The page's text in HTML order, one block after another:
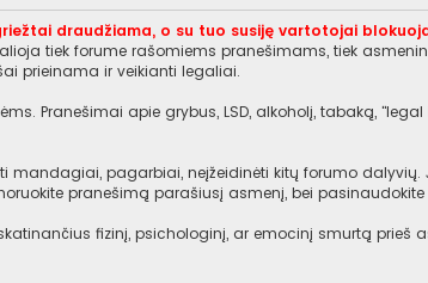
draudžiama, o su tuo susiję vartotojai
tiek forume rašomiems pranešimams, tiek
prieinama ir veikianti legaliai.
Pranešimai apie grybus, LSD, alkoholį, tabaką,
mandagiai, pagarbiai, neįžeidinėti kitų forumo
pranešimą parašiusį asmenį, bei
fizinį, psichologinį, ar emocinį smurtą